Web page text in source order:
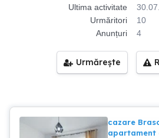
Ultima activitate
Urmăritori
10
Anunțuri
4
Urmărește
cazare
apartament